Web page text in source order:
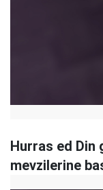
Hurras ed Din
mevzilerine